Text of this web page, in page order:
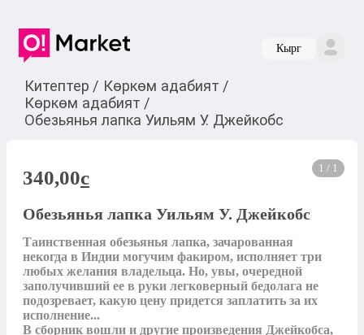
Кырг
Китептер / Көркөм адабият /
Көркөм адабият /
Обезьянья лапка Уильям У. Джейкобс
1 / 1
340,00c
Обезьянья лапка Уильям У. Джейкобс
Таинственная обезьянья лапка, зачарованная
некогда в Индии могучим факиром, исполняет три
любых желания владельца. Но, увы, очередной
заполучивший ее в руки легковерный бедолага не
подозревает, какую цену придется заплатить за их
исполнение...
В сборник вошли и другие произведения Джейкобса,